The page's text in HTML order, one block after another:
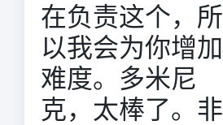
在负责这个，所
以我会为你增加
难度。多米尼
克，太棒了。非